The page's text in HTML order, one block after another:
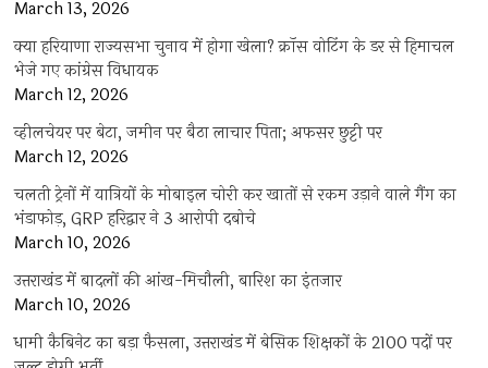
March 13, 2026
क्या हरियाणा राज्यसभा चुनाव में होगा खेला? क्रॉस वोटिंग के डर से हिमाचल
भेजे गए कांग्रेस विधायक
March 12, 2026
व्हीलचेयर पर बेटा, जमीन पर बैठा लाचार पिता; अफसर छुट्टी पर
March 12, 2026
चलती ट्रेनों में यात्रियों के मोबाइल चोरी कर खातों से रकम उड़ाने वाले गैंग का
भंडाफोड़, GRP हरिद्वार ने 3 आरोपी दबोचे
March 10, 2026
उत्तराखंड में बादलों की आंख-मिचौली, बारिश का इंतजार
March 10, 2026
धामी कैबिनेट का बड़ा फैसला, उत्तराखंड में बेसिक शिक्षकों के 2100 पदों पर